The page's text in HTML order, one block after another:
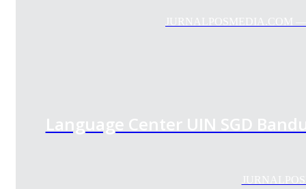
JURNALPOSMEDIA.COM —
Language Center UIN SGD